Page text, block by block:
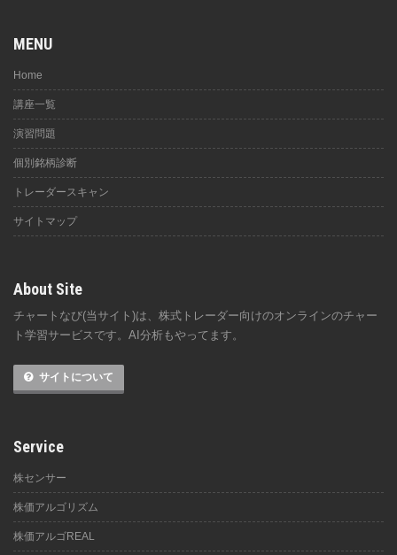
MENU
Home
講座一覧
演習問題
個別銘柄診断
トレーダースキャン
サイトマップ
About Site
チャートなび(当サイト)は、株式トレーダー向けのオンラインのチャー
ト学習サービスです。AI分析もやってます。
サイトについて
Service
株センサー
株価アルゴリズム
株価アルゴREAL